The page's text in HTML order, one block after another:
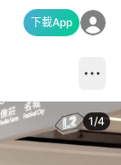
下載App
1/4